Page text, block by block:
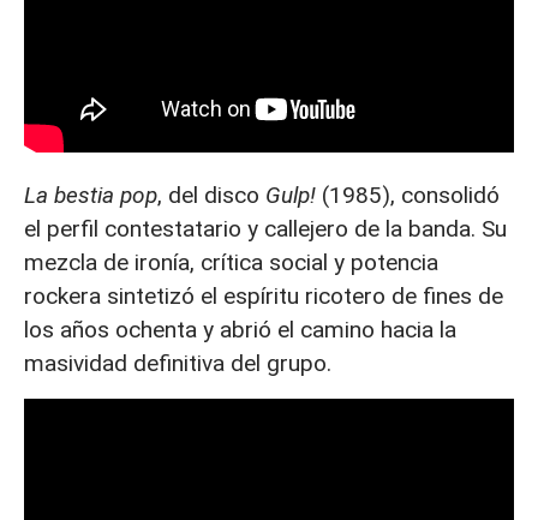
La bestia pop, del disco Gulp! (1985), consolidó
el perfil contestatario y callejero de la banda. Su
mezcla de ironía, crítica social y potencia
rockera sintetizó el espíritu ricotero de fines de
los años ochenta y abrió el camino hacia la
masividad definitiva del grupo.